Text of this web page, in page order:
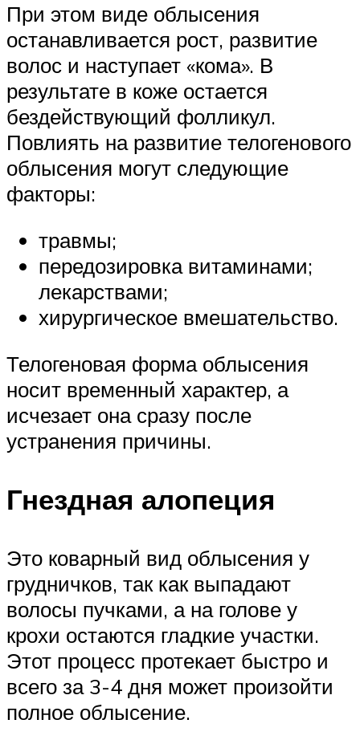
При этом виде облысения
останавливается рост, развитие
волос и наступает «кома». В
результате в коже остается
бездействующий фолликул.
Повлиять на развитие телогенового
облысения могут следующие
факторы:
травмы;
передозировка витаминами;
лекарствами;
хирургическое вмешательство.
Телогеновая форма облысения
носит временный характер, а
исчезает она сразу после
устранения причины.
Гнездная алопеция
Это коварный вид облысения у
грудничков, так как выпадают
волосы пучками, а на голове у
крохи остаются гладкие участки.
Этот процесс протекает быстро и
всего за 3-4 дня может произойти
полное облысение.